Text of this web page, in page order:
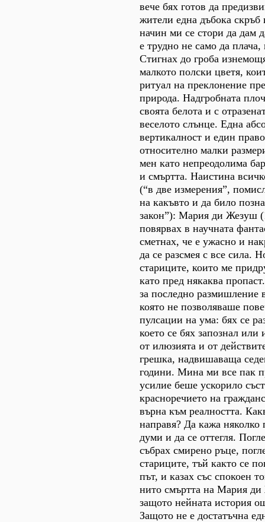
вече бях готов да
жители една дъбока скръб
начин ми се стори да дам
е трудно не само да
Стигнах до гроба
малкото полски цветя,
ритуал на преклонение
природа. Надгробната
своята белота и с
веселото слънце. Една
вертикалност и един
относително малки
мен като непреодолима
и смъртта. Наистина
(“в две измерения”,
на какъвто и да било
закон”): Мария ди Жезуш
повярвах в научната
сметнах, че е ужасно и
да се разсмея с все сила.
стариците, които ме
като пред някаква
за последно размишление
която не позволяваше
пулсации на ума: бях се
което се бях запознал или
от илюзията и от
грешка, надвишаваща
години. Мина ми все пак
усилие беше ускорило
красноречието на
върна към реалността.
направя? Да кажа няколко
думи и да се оттегля.
събрах смирено ръце,
стариците, тъй както се
път, и казах със спокоен
нито смъртта на Мария
защото нейната история
Защото не е достатъчна